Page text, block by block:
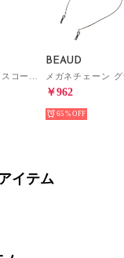
BEAUD
￥962
65%
イテム